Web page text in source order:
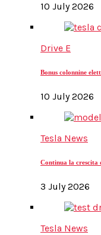
10 July 2026
Drive E
Bonus colonnine
10 July 2026
Tesla News
Continua la crescita
3 July 2026
Tesla News